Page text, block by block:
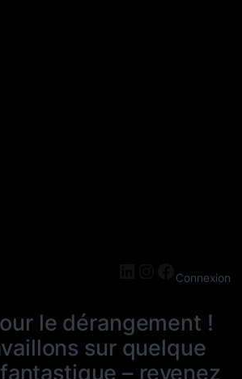
LinkedIn
Instagram
Connexion
le dérangement !
sur quelque
– revenez